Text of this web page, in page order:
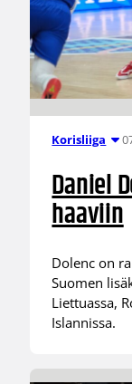
Korisliiga
Daniel
haaviin
Dolenc on
Suomen
Liettuassa,
Islannissa.